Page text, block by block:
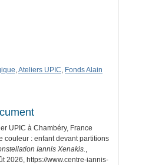
,Ateliers UPIC, Fonds Alain
UPIC à Chambéry, France
couleur : enfant devant partitions
Iannis Xenakis.,
2026, https://www.centre-iannis-